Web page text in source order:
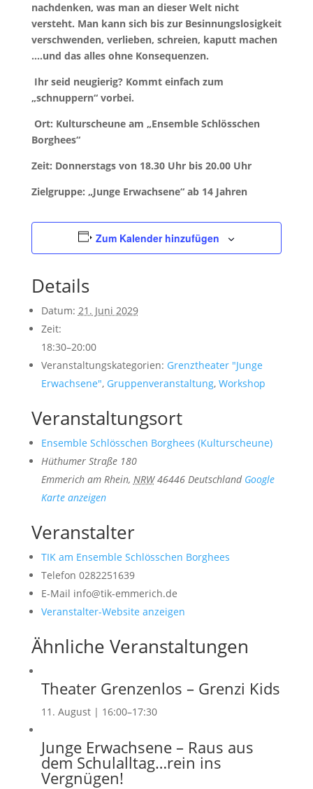
nachdenken, was man an dieser Welt nicht
versteht. Man kann sich bis zur Besinnungslosigkeit
verschwenden, verlieben, schreien, kaputt machen
….und das alles ohne Konsequenzen.
Ihr seid neugierig? Kommt einfach zum
„schnuppern“ vorbei.
Ort: Kulturscheune am „Ensemble Schlösschen
Borghees“
Zeit: Donnerstags von 18.30 Uhr bis 20.00 Uhr
Zielgruppe: „Junge Erwachsene“ ab 14 Jahren
Zum Kalender hinzufügen
Details
Datum: 21. Juni 2029
Zeit:
18:30–20:00
Veranstaltungskategorien: Grenztheater "Junge
Erwachsene", Gruppenveranstaltung, Workshop
Veranstaltungsort
Ensemble Schlösschen Borghees (Kulturscheune)
Hüthumer Straße 180
Emmerich am Rhein, NRW 46446 Deutschland Google
Karte anzeigen
Veranstalter
TIK am Ensemble Schlösschen Borghees
Telefon 0282251639
E-Mail info@tik-emmerich.de
Veranstalter-Website anzeigen
Ähnliche Veranstaltungen
Theater Grenzenlos – Grenzi Kids
11. August | 16:00–17:30
Junge Erwachsene – Raus aus
dem Schulalltag…rein ins
Vergnügen!